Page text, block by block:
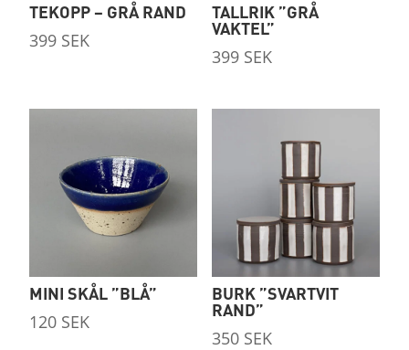
TEKOPP – GRÅ RAND
399 SEK
TALLRIK ”GRÅ
VAKTEL”
399 SEK
MINI SKÅL ”BLÅ”
120 SEK
BURK ”SVARTVIT
RAND”
350 SEK